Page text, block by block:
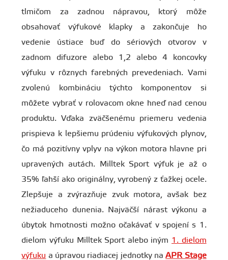
tlmičom za zadnou nápravou, ktorý môže
obsahovať výfukové klapky a zakončuje ho
vedenie ústiace buď do sériových otvorov v
zadnom difuzore alebo 1,2 alebo 4 koncovky
výfuku v rôznych farebných prevedeniach. Vami
zvolenú kombináciu týchto komponentov si
môžete vybrať v rolovacom okne hneď nad cenou
produktu. Vďaka zväčšenému priemeru vedenia
prispieva k lepšiemu prúdeniu výfukových plynov,
čo má pozitívny vplyv na výkon motora hlavne pri
upravených autách. Milltek Sport výfuk je až o
35% ľahší ako originálny, vyrobený z ťažkej ocele.
Zlepšuje a zvýrazňuje zvuk motora, avšak bez
nežiaduceho dunenia. Najväčší nárast výkonu a
úbytok hmotnosti možno očakávať v spojení s 1.
dielom výfuku Milltek Sport alebo iným 1. dielom
výfuku a úpravou riadiacej jednotky naAPR Stage